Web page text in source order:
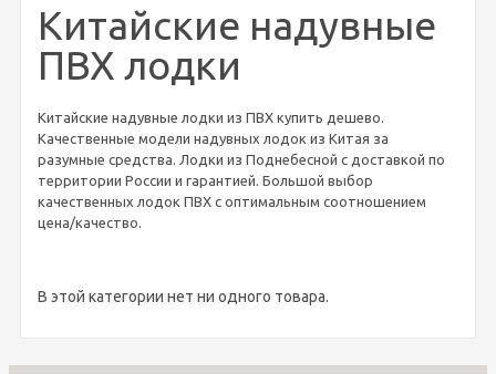
Китайские надувные
ПВХ лодки
Китайские надувные лодки из ПВХ купить дешево.
Качественные модели надувных лодок из Китая за
разумные средства. Лодки из Поднебесной с доставкой по
территории России и гарантией. Большой выбор
качественных лодок ПВХ с оптимальным соотношением
цена/качество.
В этой категории нет ни одного товара.